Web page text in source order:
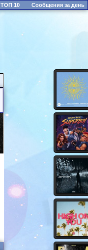
ТОП 10 Сообщения за день